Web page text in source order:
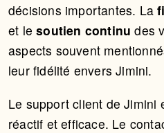
décisions importantes. La
et lesoutien continu des
aspects souvent
leur fidélité envers Jimini.
Le support client de Jimini
réactif et efficace. Le